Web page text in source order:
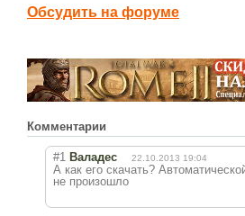
Обсудить на форуме
Комментарии
#1 Валадес 22.10.2013 19:04
А как его скачать?
не произошло